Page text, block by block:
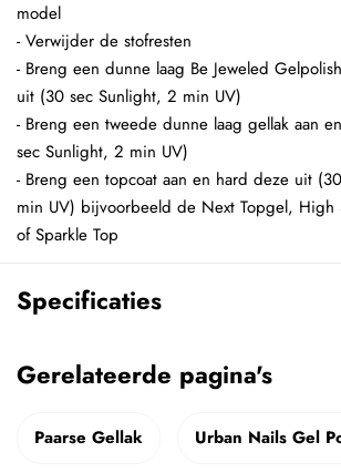
model
- Verwijder de stofresten
- Breng een dunne laag Be Jeweled
uit (30 sec Sunlight, 2 min UV)
- Breng een tweede dunne laag gellak aan
sec Sunlight, 2 min UV)
- Breng een topcoat aan en hard deze uit
min UV) bijvoorbeeld de Next Topgel, High
of Sparkle Top
Specificaties
Gerelateerde pagina's
Paarse Gellak Urban Nails Gel